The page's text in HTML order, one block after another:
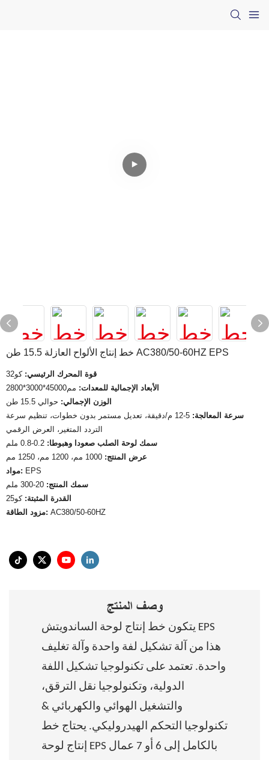
خط إنتاج الألواح العازلة 15.5 طن AC380/50-60HZ EPS
قوة المحرك الرئيسي:كو32
الأبعاد الإجمالية للمعدات: مم45000*3000*2800
الوزن الإجمالي: حوالي 15.5 طن
سرعة المعالجة:
5-12 م/دقيقة، تعديل مستمر بدون خطوات، تنظيم سرعة
التردد المتغير، العرض الرقمي
سمك لوحة الصلب صعودا وهبوطا: 0.2-0.8 ملم
عرض المنتج: 1000 مم، 1200 مم، 1250 مم
مواد: EPS
سمك المنتج: 20-300 ملم
القدرة المثبتة:كو25
مزود الطاقة: AC380/50-60HZ
وصف المنتج
يتكون خط إنتاج لوحة الساندويتش EPS
هذا من آلة تشكيل لفة واحدة وآلة تغليف
واحدة. تعتمد على تكنولوجيا تشكيل اللفة
الدولية، وتكنولوجيا نقل الترقق،
والتشغيل الهوائي والكهربائي &
تكنولوجيا التحكم الهيدروليكي. يحتاج خط
إنتاج لوحة EPS بالكامل إلى 6 أو 7 عمال